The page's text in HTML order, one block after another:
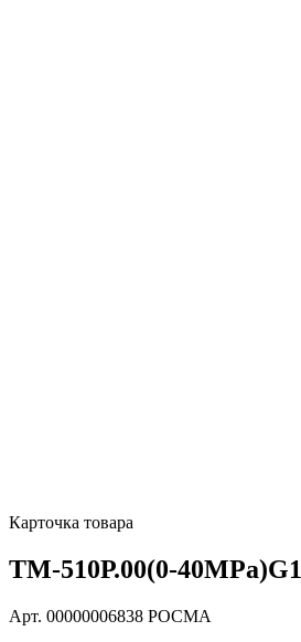
Карточка товара
ТМ-510Р.00(0-
Арт. 00000006838 РОСМА